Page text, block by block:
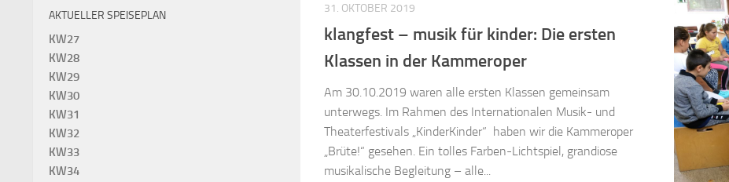
31. OKTOBER 2019
klangfest – musik für kinder: Die ersten
Klassen in der Kammeroper
Am 30.10.2019 waren alle ersten Klassen gemeinsam
unterwegs. Im Rahmen des Internationalen Musik- und
Theaterfestivals „KinderKinder“ haben wir die Kammeroper
„Brüte!“ gesehen. Ein tolles Farben-Lichtspiel, grandiose
musikalische Begleitung – alle...
AKTUELLER SPEISEPLAN
KW27
KW28
KW29
KW30
KW31
KW32
KW33
KW34